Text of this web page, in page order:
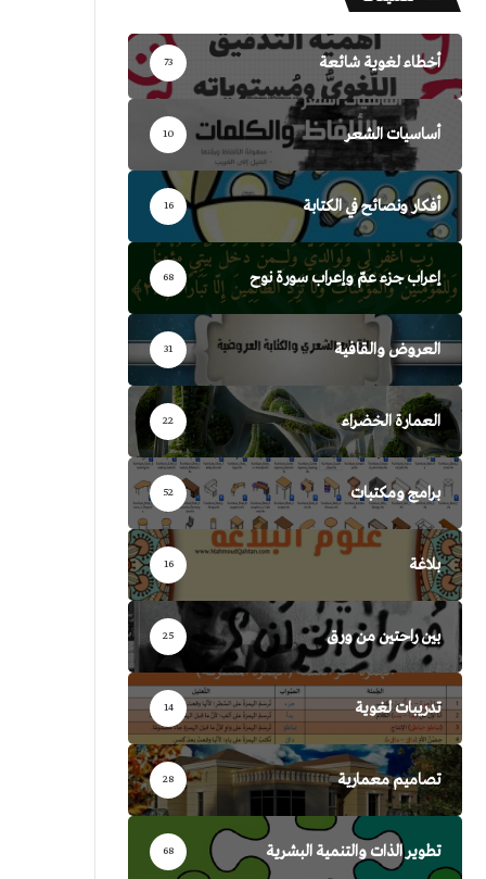
أخطاء لغوية شائعة 73
أساسيات الشعر 10
أفكار ونصائح في الكتابة 16
إعراب جزء عمّ وإعراب سورة نوح 68
العروض والقافية 31
العمارة الخضراء 22
برامج ومكتبات 52
بلاغة 16
بين راحتين من ورق 25
تدريبات لغوية 14
تصاميم معمارية 28
تطوير الذات والتنمية البشرية 68